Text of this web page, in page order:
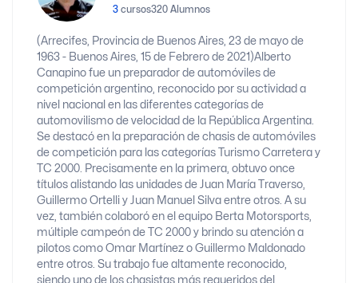
3 cursos320 Alumnos
(Arrecifes, Provincia de Buenos Aires, 23 de mayo de
1963 - Buenos Aires, 15 de Febrero de 2021)Alberto
Canapino​ fue un preparador de automóviles de
competición argentino, reconocido por su actividad a
nivel nacional en las diferentes categorías de
automovilismo de velocidad de la República Argentina.
Se destacó en la preparación de chasis de automóviles
de competición para las categorías Turismo Carretera y
TC 2000. Precisamente en la primera, obtuvo once
títulos alistando las unidades de Juan María Traverso,
Guillermo Ortelli y Juan Manuel Silva entre otros. A su
vez, también colaboró en el equipo Berta Motorsports,
múltiple campeón de TC 2000 y brindo su atención a
pilotos como Omar Martínez o Guillermo Maldonado
entre otros. Su trabajo fue altamente reconocido,
siendo uno de los chasistas más requeridos del